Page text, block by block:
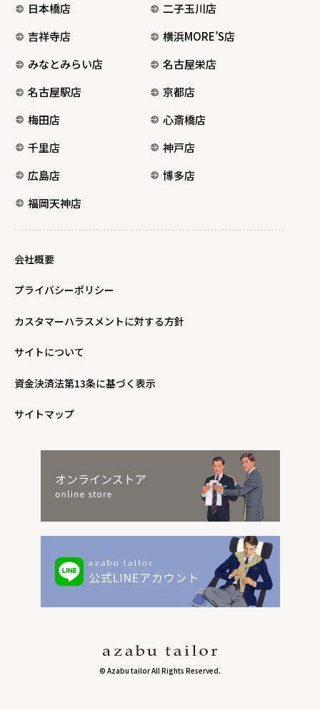
日本橋店
二子玉川店
吉祥寺店
横浜MORE’S店
みなとみらい店
名古屋栄店
名古屋駅店
京都店
梅田店
心斎橋店
千里店
神戸店
広島店
博多店
福岡天神店
会社概要
プライバシーポリシー
カスタマーハラスメントに対する方針
サイトについて
資金決済法第13条に基づく表示
サイトマップ
© Azabu tailor All Rights Reserved.